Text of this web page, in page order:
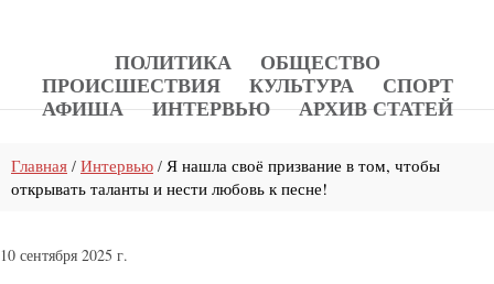
ПОЛИТИКА
ОБЩЕСТВО
ПРОИCШЕСТВИЯ
КУЛЬТУРА
СПОРТ
АФИША
ИНТЕРВЬЮ АРХИВ СТАТЕЙ
Главная / Интервью / Я нашла своё призвание в том, чтобы
открывать таланты и нести любовь к песне!
10 сентября 2025 г.